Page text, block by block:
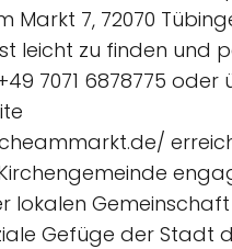
Markt 7, 72070
leicht zu finden und
7071 6878775 oder
lokalen
Gefüge der Stadt